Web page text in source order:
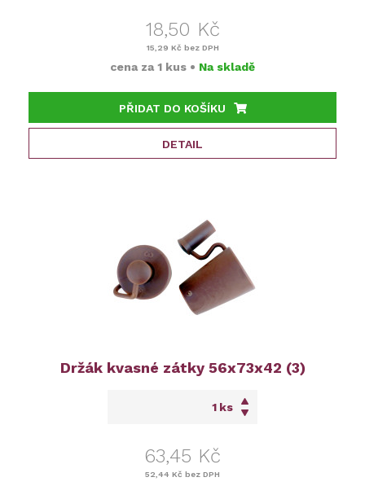
18,50 Kč
15,29 Kč bez DPH
cena za 1 kus • Na skladě
PŘIDAT DO KOŠÍKU
DETAIL
Držák kvasné zátky 56x73x42 (3)
ks
63,45 Kč
52,44 Kč bez DPH